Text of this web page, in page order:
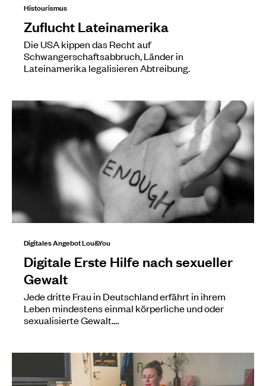
Histourismus
Zuflucht Lateinamerika
Die USA kippen das Recht auf
Schwangerschaftsabbruch, Länder in
Lateinamerika legalisieren Abtreibung.
Digitales Angebot Lou&You
Digitale Erste Hilfe nach sexueller
Gewalt
Jede dritte Frau in Deutschland erfährt in ihrem
Leben mindestens einmal körperliche und oder
sexualisierte Gewalt.…